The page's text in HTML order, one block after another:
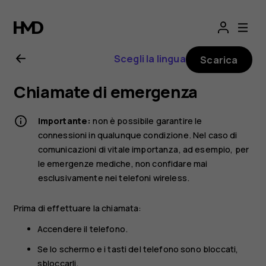
Manuale
d’uso
del
Nokia
Scegli la lingua Scarica
Chiamate di emergenza
Importante: non è possibile garantire le
connessioni in qualunque condizione. Nel caso di
comunicazioni di vitale importanza, ad esempio, per
le emergenze mediche, non confidare mai
esclusivamente nei telefoni wireless.
Prima di effettuare la chiamata:
Accendere il telefono.
Se lo schermo e i tasti del telefono sono bloccati,
sbloccarli.